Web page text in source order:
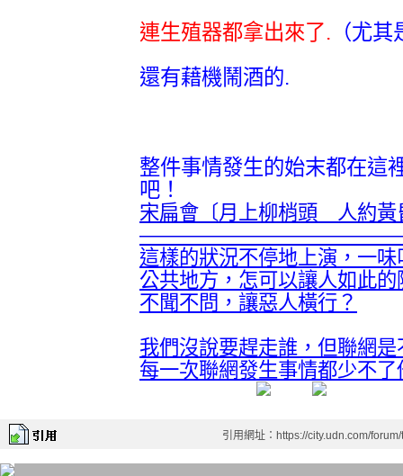
連生殖器都拿出來了. （尤
還有藉機鬧酒的.
整件事情發生的始末都在這
吧！
宋扁會〔月上柳梢頭 人約黃
這樣的狀況不停地上演，一
公共地方，怎可以讓人如此
不聞不問，讓惡人橫行？
我們沒說要趕走誰，但聯網
每一次聯網發生事情都少不
引用網址：https://city.udn.com/